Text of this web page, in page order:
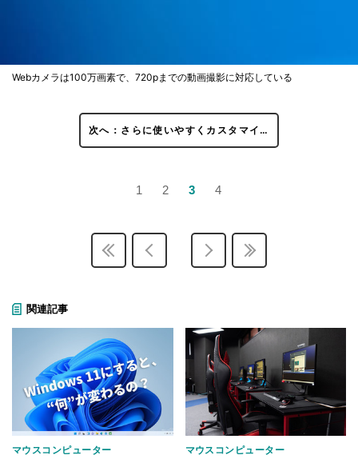
Webカメラは100万画素で、720pまでの動画撮影に対応している
次へ：さらに使いやすくカスタマイ…
1 2 3 4
関連記事
マウスコンピューター マウスコンピューター